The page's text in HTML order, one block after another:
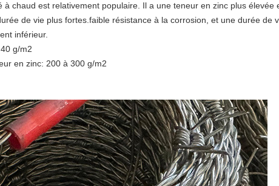
à chaud est relativement populaire. Il a une teneur en zinc plus élevée
de vie plus fortes.faible résistance à la corrosion, et une durée de
inférieur.
g/m2
en zinc: 200 à 300 g/m2